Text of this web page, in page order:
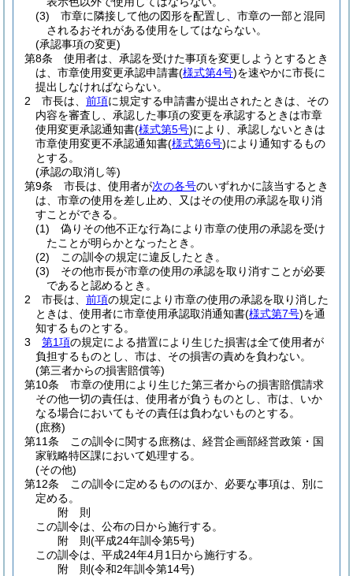
(3)
市章に隣接して他の図形を配置し、市章の一部と混同
されるおそれがある使用をしてはならない。
(承認事項の変更)
第8条
使用者は、承認を受けた事項を変更しようとするとき
は、市章使用変更承認申請書(様式第4号)を速やかに市長に
提出しなければならない。
2
市長は、 前項に規定する申請書が提出されたときは、その
内容を審査し、承認した事項の変更を承認するときは市章
使用変更承認通知書(様式第5号)により、承認しないときは
市章使用変更不承認通知書(様式第6号)により通知するもの
とする。
(承認の取消し等)
第9条
市長は、使用者が次の各号のいずれかに該当するとき
は、市章の使用を差し止め、又はその使用の承認を取り消
すことができる。
(1)
偽りその他不正な行為により市章の使用の承認を受け
たことが明らかとなったとき。
(2)
この訓令の規定に違反したとき。
(3)
その他市長が市章の使用の承認を取り消すことが必要
であると認めるとき。
2
市長は、 前項の規定により市章の使用の承認を取り消した
ときは、使用者に市章使用承認取消通知書(様式第7号)を通
知するものとする。
3
第1項の規定による措置により生じた損害は全て使用者が
負担するものとし、市は、その損害の責めを負わない。
(第三者からの損害賠償等)
第10条
市章の使用により生じた第三者からの損害賠償請求
その他一切の責任は、使用者が負うものとし、市は、いか
なる場合においてもその責任は負わないものとする。
(庶務)
第11条
この訓令に関する庶務は、経営企画部経営政策・国
家戦略特区課において処理する。
(その他)
第12条
この訓令に定めるもののほか、必要な事項は、別に
定める。
附 則
この訓令は、公布の日から施行する。
附 則(平成24年訓令第5号)
この訓令は、平成24年4月1日から施行する。
附 則(令和2年訓令第14号)